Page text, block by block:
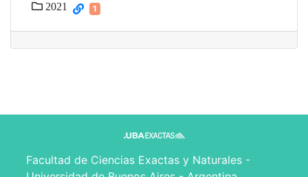
2021 1
Facultad de Ciencias Exactas y Naturales -